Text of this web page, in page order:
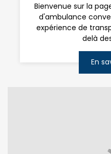
Bienvenue sur la
d'ambulance
expérience de
delà
En